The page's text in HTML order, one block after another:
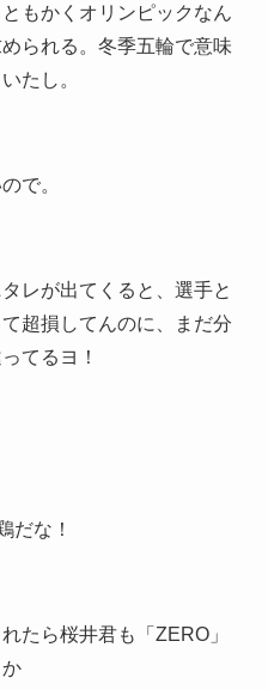
もかくオリンピックなん
られる。冬季五輪で意味
たし。
で。
レが出てくると、選手と
超損してんのに、まだ分
てるヨ！
だな！
たら桜井君も「ZERO」